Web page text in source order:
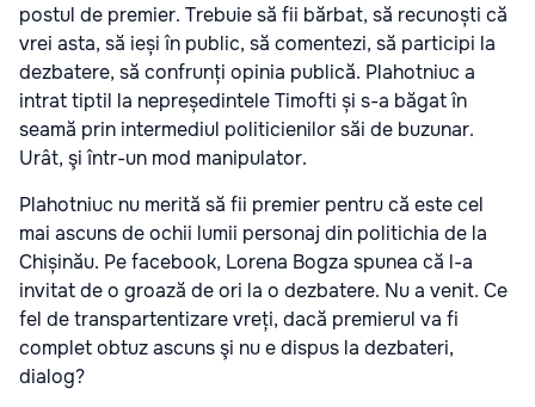
postul de premier. Trebuie să fii bărbat, să recunoști că
vrei asta, să ieși în public, să comentezi, să participi la
dezbatere, să confrunți opinia publică. Plahotniuc a
intrat tiptil la nepreședintele Timofti și s-a băgat în
seamă prin intermediul politicienilor săi de buzunar.
Urât, şi într-un mod manipulator.
Plahotniuc nu merită să fii premier pentru că este cel
mai ascuns de ochii lumii personaj din politichia de la
Chișinău. Pe facebook, Lorena Bogza spunea că l-a
invitat de o groază de ori la o dezbatere. Nu a venit. Ce
fel de transpartentizare vreți, dacă premierul va fi
complet obtuz ascuns şi nu e dispus la dezbateri,
dialog?